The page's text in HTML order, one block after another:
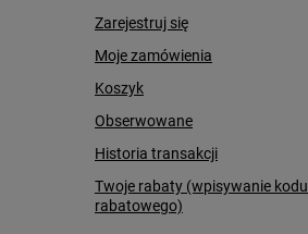
Zarejestruj się
Moje zamówienia
Koszyk
Obserwowane
Historia transakcji
Twoje rabaty (wpisywanie kodu
rabatowego)